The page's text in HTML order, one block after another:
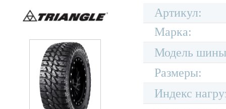
Артикул:
Марка:
Модель
Размеры:
Индекс